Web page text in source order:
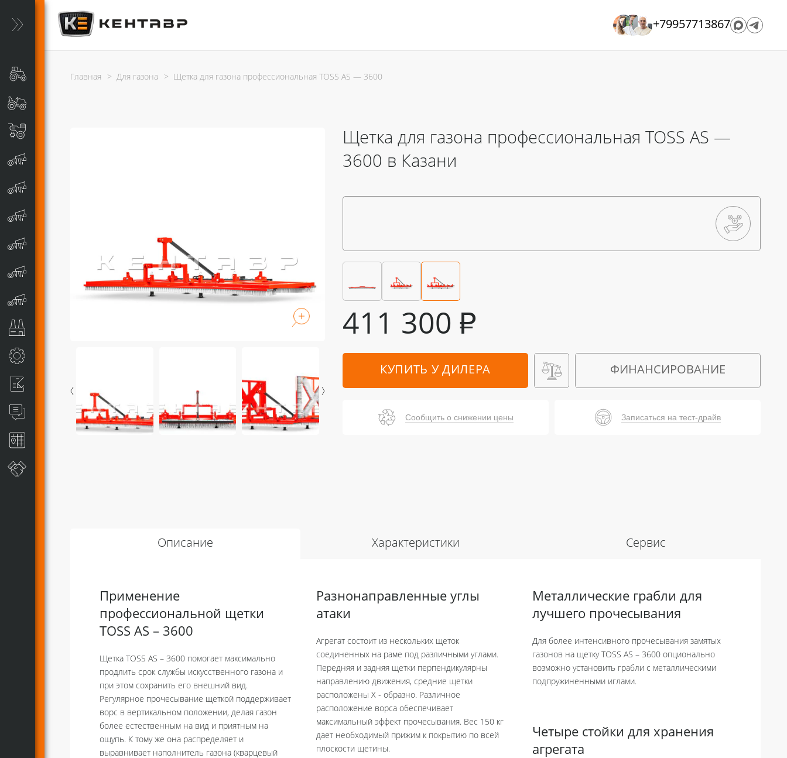
+79957713867
Главная > Для газона > Щетка для газона профессиональная TOSS AS — 3600
Щетка для газона профессиональная TOSS AS —
3600 в Казани
411 300 ₽
КУПИТЬ У ДИЛЕРА ФИНАНСИРОВАНИЕ
Сообщить о снижении цены Записаться на тест-драйв
Описание Характеристики Сервис
Применение
профессиональной щетки
TOSS AS – 3600
Щетка TOSS AS – 3600 помогает максимально
продлить срок службы искусственного газона и
при этом сохранить его внешний вид.
Регулярное прочесывание щеткой поддерживает
ворс в вертикальном положении, делая газон
более естественным на вид и приятным на
ощупь. К тому же она распределяет и
выравнивает наполнитель газона (кварцевый
Разнонаправленные углы
атаки
Агрегат состоит из нескольких щеток
соединенных на раме под различными углами.
Передняя и задняя щетки перпендикулярны
направлению движения, средние щетки
расположены Х - образно. Различное
расположение ворса обеспечивает
максимальный эффект прочесывания. Вес 150 кг
дает необходимый прижим к покрытию по всей
плоскости щетины.
Металлические грабли для
лучшего прочесывания
Для более интенсивного прочесывания замятых
газонов на щетку TOSS AS – 3600 опционально
возможно установить грабли с металлическими
подпружиненными иглами.
Четыре стойки для хранения
агрегата